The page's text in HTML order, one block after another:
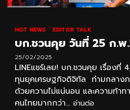
HOT NEWS EDITOR TALK
บก.ชวนคุย วันที่ 25 ก.พ
25/02/2025
LINEแชร์เลย! บก.ชวนคุย เรื่องที่
ทุนยุคเศรษฐกิจดิจิทัล ท่ามกลางภ
ด้วยความไม่แน่นอน และความท้าท
คนไทยมากกว่า... อ่านต่อ